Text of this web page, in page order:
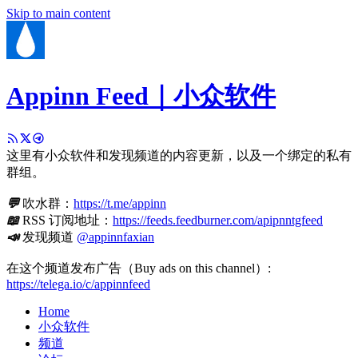
Skip to main content
Appinn Feed｜小众软件
这里有小众软件和发现频道的内容更新，以及一个绑定的私有
群组。
💬吹水群： https://t.me/appinn
📖RSS 订阅地址： https://feeds.feedburner.com/apipnntgfeed
📣发现频道 @appinnfaxian
在这个频道发布广告（Buy ads on this channel）:
https://telega.io/c/appinnfeed
Home
小众软件
频道